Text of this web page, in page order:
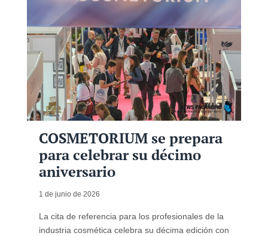
COSMETORIUM se prepara
para celebrar su décimo
aniversario
1 de junio de 2026
La cita de referencia para los profesionales de la
industria cosmética celebra su décima edición con